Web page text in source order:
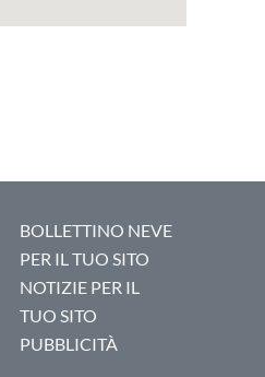
BOLLETTINO NEVE
PER IL TUO SITO
NOTIZIE PER IL
TUO SITO
PUBBLICITÀ